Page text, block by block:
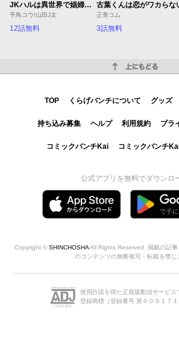
JKハルは異世界で娼婦になった Winter
平鳥コウ/山田J太
12話無料
古葉くんは恋がワカらな
正青コム
3話無料
TOP くらげバンチについて グッズ
持ち込み募集 ヘルプ 利用規約 プラ
コミックバンチKai コミックバンチ
公式アプリを無料でダウンロ
Copyright © SHINCHOSHAAll Rights Reserved. 掲載の記事
のコンテンツの無断複写・転載を禁じ
使用許諾を得た正規版配信サービス
登録商標（登録番号 第６０９１７１